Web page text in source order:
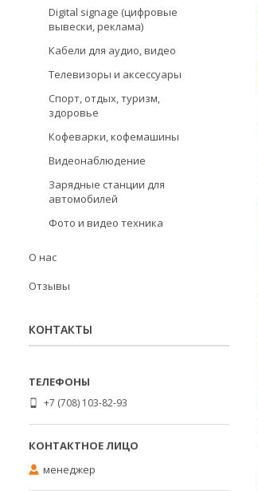
Digital signage (цифровые
вывески, реклама)
Кабели для аудио, видео
Телевизоры и аксессуары
Спорт, отдых, туризм,
здоровье
Кофеварки, кофемашины
Видеонаблюдение
Зарядные станции для
автомобилей
Фото и видео техника
О нас
Отзывы
КОНТАКТЫ
+7 (708) 103-82-93
менеджер